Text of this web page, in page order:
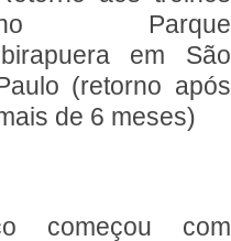
Parque
em São
(retorno após
de 6 meses)
começou com